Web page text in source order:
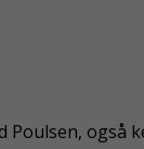
Poulsen, også